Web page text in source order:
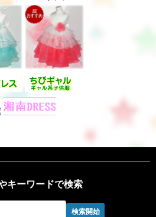
キーワードで検索